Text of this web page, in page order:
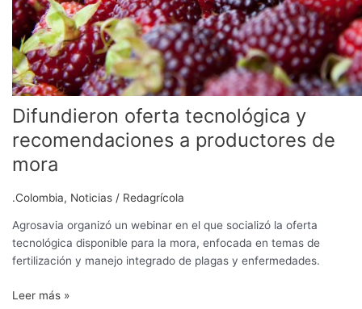
Difundieron oferta tecnológica y
recomendaciones a productores de
mora
.Colombia, Noticias / Redagrícola
Agrosavia organizó un webinar en el que socializó la oferta
tecnológica disponible para la mora, enfocada en temas de
fertilización y manejo integrado de plagas y enfermedades.
Leer más »